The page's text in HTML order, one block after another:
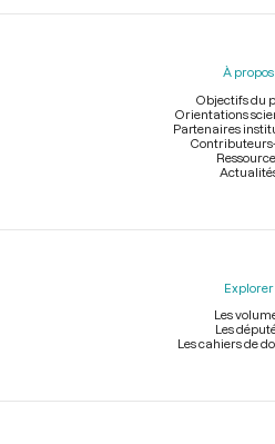
Menu
À propos
Objectifs du
Orientations
Partenaires
Explorer
Les
Les
Les cahiers de